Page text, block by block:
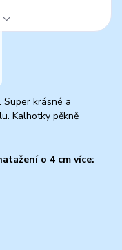
Super krásné a
Kalhotky pěkně
o 4 cm více: